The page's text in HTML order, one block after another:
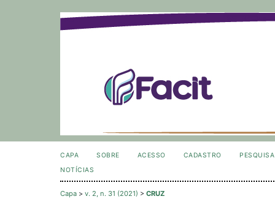
CAPA SOBRE ACESSO CADASTRO
PESQUISA
NOTÍCIAS
Capa > v. 2, n. 31 (2021) > CRUZ